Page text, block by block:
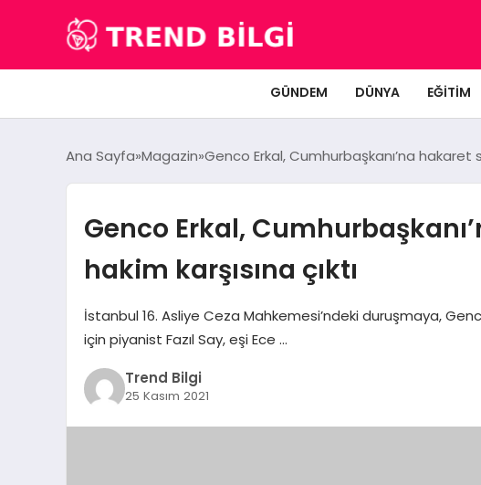
GÜNDEM DÜNYA EĞITIM
Ana Sayfa Magazin Genco Erkal, Cumhurbaşkanı’na hakaret
Genco Erkal,
hakim karşısına çıktı
İstanbul 16. Asliye Ceza Mahkemesi’ndeki duruşmaya,
için piyanist Fazıl Say, eşi Ece …
Trend Bilgi
25 Kasım 2021